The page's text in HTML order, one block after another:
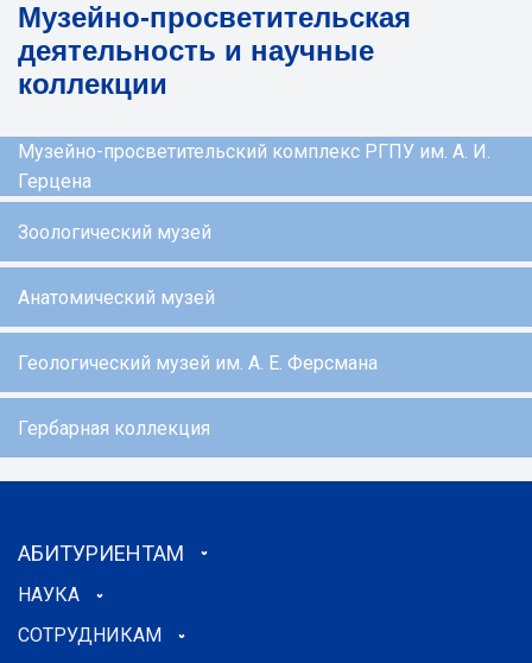
Музейно-просветительская
деятельность и научные
коллекции
Музейно-просветительский комплекс РГПУ им. А. И.
Герцена
Зоологический музей
Анатомический музей
Геологический музей им. А. Е. Ферсмана
Гербарная коллекция
АБИТУРИЕНТАМ
НАУКА
СОТРУДНИКАМ